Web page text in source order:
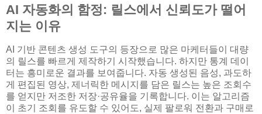
AI 자동화의 함정: 릴스에서 신뢰도가 떨어
지는 이유
AI 기반 콘텐츠 생성 도구의 등장으로 많은 마케터들이 대량
의 릴스를 빠르게 제작하기 시작했습니다. 하지만 통계 데이
터는 흥미로운 결과를 보여줍니다. 자동 생성된 음성, 과도하
게 편집된 영상, 제너릭한 메시지를 담은 릴스는 높은 조회수
를 얻지만 저조한 저장·공유율을 기록합니다. 이는 알고리즘
이 초기 조회를 유도할 수 있어도, 실제 팔로워 전환과 구매로